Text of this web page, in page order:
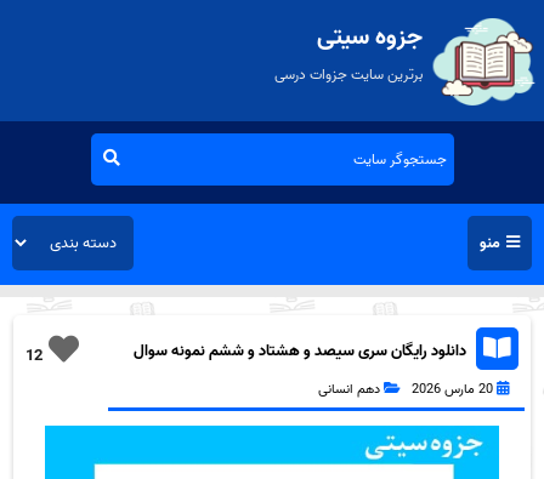
جزوه سیتی
برترین سایت جزوات درسی
منو
12
دانلود رایگان سری سیصد و هشتاد و ششم نمونه سوال
جامعه شناسی دهم انسانی به همراه pdf
20 مارس 2026 دهم انسانی